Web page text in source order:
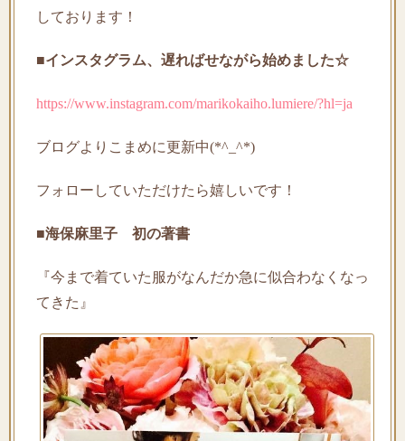
しております！
■インスタグラム、遅ればせながら始めました☆
https://www.instagram.com/marikokaiho.lumiere/?hl=ja
ブログよりこまめに更新中(*^_^*)
フォローしていただけたら嬉しいです！
■海保麻里子 初の著書
『今まで着ていた服がなんだか急に似合わなくなっ
てきた』